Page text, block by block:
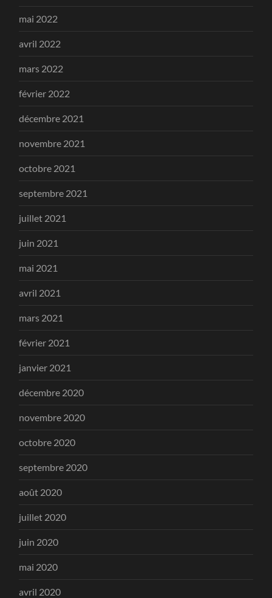
mai 2022
avril 2022
mars 2022
février 2022
décembre 2021
novembre 2021
octobre 2021
septembre 2021
juillet 2021
juin 2021
mai 2021
avril 2021
mars 2021
février 2021
janvier 2021
décembre 2020
novembre 2020
octobre 2020
septembre 2020
août 2020
juillet 2020
juin 2020
mai 2020
avril 2020